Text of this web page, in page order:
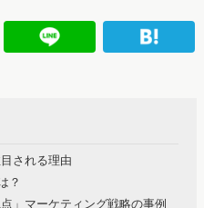
される理由
？
」マーケティング戦略の事例